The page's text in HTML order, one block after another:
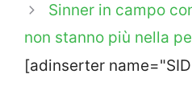
Sinner in campo
non stanno più nella
[adinserter